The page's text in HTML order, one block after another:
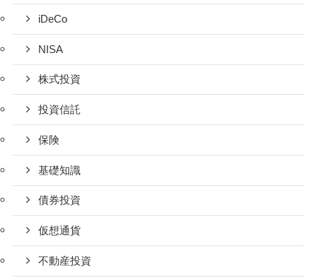
iDeCo
NISA
株式投資
投資信託
保険
基礎知識
債券投資
仮想通貨
不動産投資